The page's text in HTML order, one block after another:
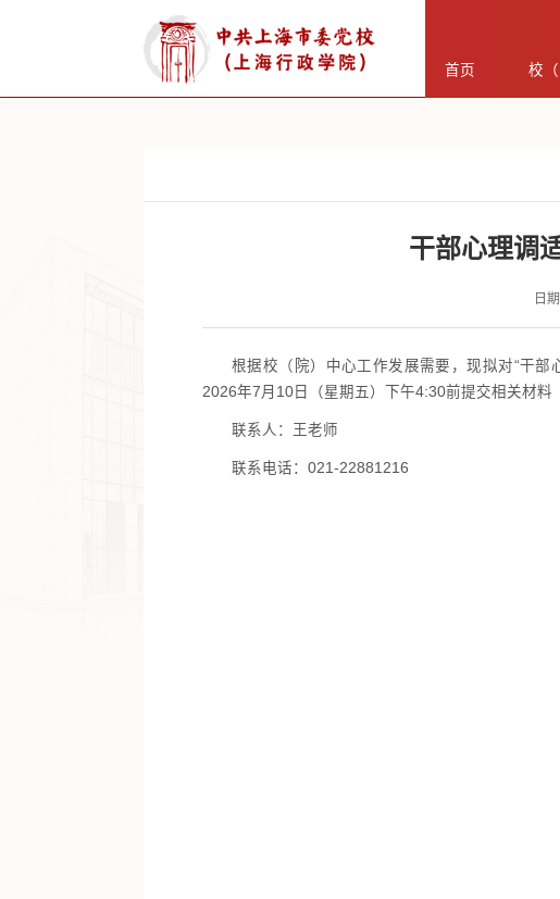
首页 校
干部心理调
日
根据校（院）中心工作发展需要，现拟对“干
2026年7月10日（星期五）下午4:30前提交相关材料
联系人：王老师
联系电话：021-22881216